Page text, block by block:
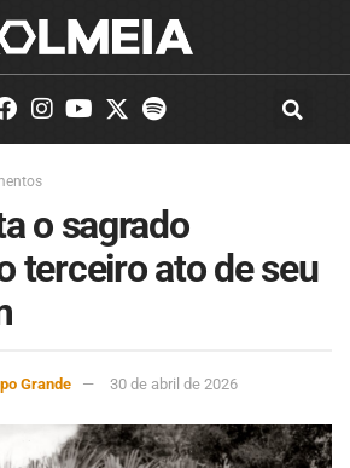
o sagrado
terceiro ato de seu
Grande 30 de abril de 2026